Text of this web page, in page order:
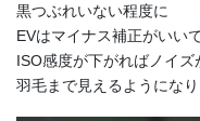
黒つぶれいない程度に
EVはマイナス補正がいい
ISO感度が下がればノイズ
羽毛まで見えるようにな